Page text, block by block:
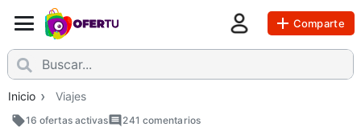
Comparte
Inicio Viajes
16 ofertas activas 241 comentarios